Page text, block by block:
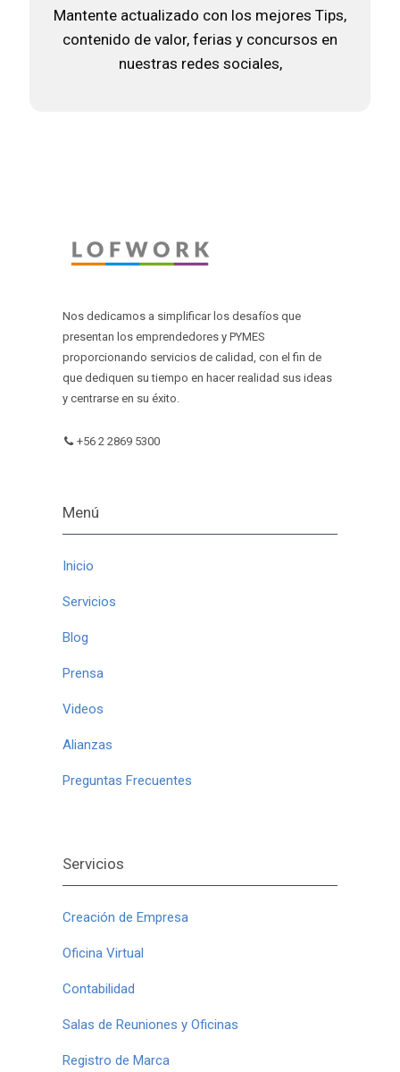
Mantente actualizado con los mejores Tips,
contenido de valor, ferias y concursos en
nuestras redes sociales,
Nos dedicamos a simplificar los desafíos que
presentan los emprendedores y PYMES
proporcionando servicios de calidad, con el fin de
que dediquen su tiempo en hacer realidad sus ideas
y centrarse en su éxito.
+56 2 2869 5300
Menú
Inicio
Servicios
Blog
Prensa
Videos
Alianzas
Preguntas Frecuentes
Servicios
Creación de Empresa
Oficina Virtual
Contabilidad
Salas de Reuniones y Oficinas
Registro de Marca